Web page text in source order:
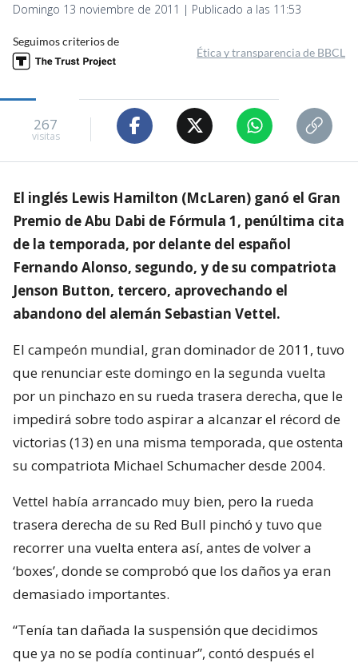
Domingo 13 noviembre de 2011 | Publicado a las 11:53
Seguimos criterios de
Ética y transparencia de BBCL
267
visitas
El inglés Lewis Hamilton (McLaren) ganó el Gran
Premio de Abu Dabi de Fórmula 1, penúltima cita
de la temporada, por delante del español
Fernando Alonso, segundo, y de su compatriota
Jenson Button, tercero, aprovechando el
abandono del alemán Sebastian Vettel.
El campeón mundial, gran dominador de 2011, tuvo
que renunciar este domingo en la segunda vuelta
por un pinchazo en su rueda trasera derecha, que le
impedirá sobre todo aspirar a alcanzar el récord de
victorias (13) en una misma temporada, que ostenta
su compatriota Michael Schumacher desde 2004.
Vettel había arrancado muy bien, pero la rueda
trasera derecha de su Red Bull pinchó y tuvo que
recorrer una vuelta entera así, antes de volver a
‘boxes’, donde se comprobó que los daños ya eran
demasiado importantes.
“Tenía tan dañada la suspensión que decidimos
que ya no se podía continuar”, contó después el